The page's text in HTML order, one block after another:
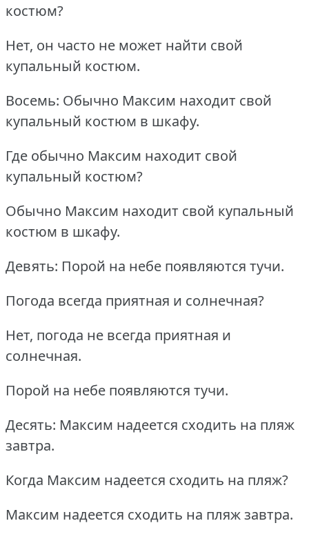
костюм?
Нет, он часто не может найти свой
купальный костюм.
Восемь: Обычно Максим находит свой
купальный костюм в шкафу.
Где обычно Максим находит свой
купальный костюм?
Обычно Максим находит свой купальный
костюм в шкафу.
Девять: Порой на небе появляются тучи.
Погода всегда приятная и солнечная?
Нет, погода не всегда приятная и
солнечная.
Порой на небе появляются тучи.
Десять: Максим надеется сходить на пляж
завтра.
Когда Максим надеется сходить на пляж?
Максим надеется сходить на пляж завтра.